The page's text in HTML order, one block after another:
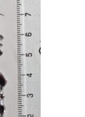
auf
der
Produktseite
gewählt
werden